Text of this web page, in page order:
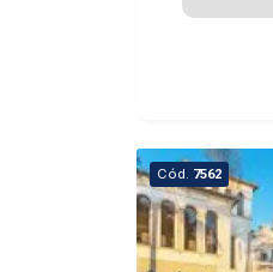
equipada
Cód. 7562